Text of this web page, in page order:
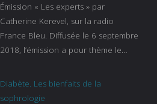
Émission « Les experts » par
Catherine Kerevel, sur la radio
France Bleu. Diffusée le 6 septembre
2018, l’émission a pour thème le
bleu :
https://www.francebleu.fr/emissions/l
Diabète. Les bienfaits de la
sophrologie